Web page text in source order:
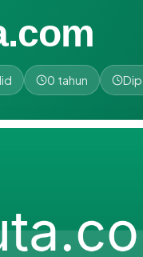
0 tahun